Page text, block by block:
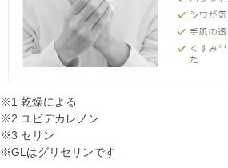
※1 乾燥による
※2 ユビデカレノン
※3 セリン
※GLはグリセリンです